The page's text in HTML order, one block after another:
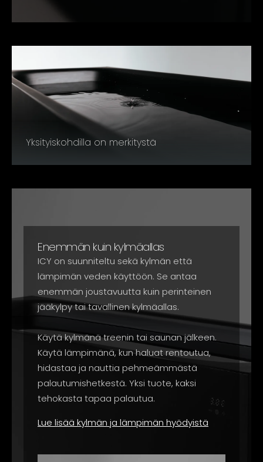
Yksityiskohdilla on merkitystä
Enemmän kuin kylmäallas
ICY on suunniteltu sekä kylmän että
lämpimän veden käyttöön. Se antaa
enemmän joustavuutta kuin perinteinen
jääkylpy tai tavallinen kylmäallas.
Käytä kylmänä treenin tai saunan jälkeen.
Käytä lämpimänä, kun haluat rentoutua,
hidastaa ja nauttia pehmeämmästä
palautumishetkestä. Yksi tuote, kaksi
tehokasta tapaa palautua.
Lue lisää kylmän ja lämpimän hyödyistä